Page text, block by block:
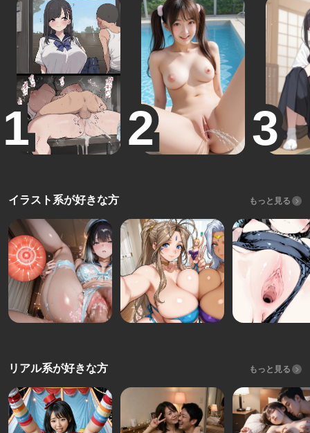
イラスト系が好きな方 もっと見る
リアル系が好きな方 もっと見る